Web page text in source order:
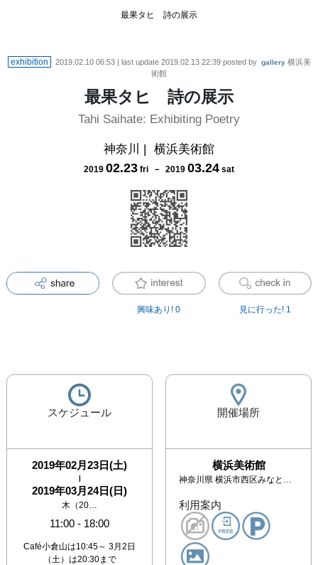
最果タヒ 詩の展示
exhibition 2019.02.10 06:53| last update 2019.02.13 22:39posted by gallery 横浜美
術館
最果タヒ 詩の展示
Tahi Saihate: Exhibiting Poetry
神奈川 | 横浜美術館
2019 02.23 fri － 2019 03.24 sat
興味あり! 0 見に行った! 1
スケジュール
2019年02月23日(土)
|
2019年03月24日(日)
木（20…
11:00 - 18:00
Café小倉山は10:45～ 3月2日
（土）は20:30まで
開催場所
横浜美術館
神奈川県 横浜市西区みなとみらい3-4-1
利用案内